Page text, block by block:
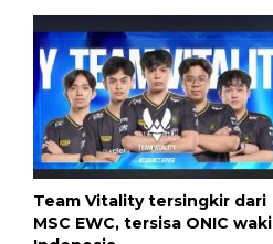
Team Vitality tersingkir dari
MSC EWC, tersisa ONIC wakil